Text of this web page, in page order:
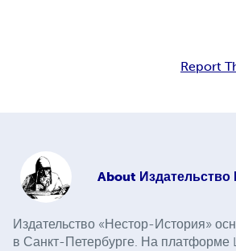
Report
About
Издательство «Нестор-История»
в Санкт-Петербурге. На платформе